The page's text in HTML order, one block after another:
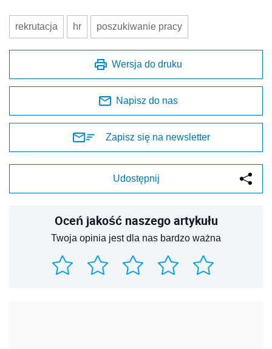
rekrutacja hr poszukiwanie pracy
Wersja do druku
Napisz do nas
Zapisz się na newsletter
Udostępnij
Oceń jakość naszego artykułu
Twoja opinia jest dla nas bardzo ważna